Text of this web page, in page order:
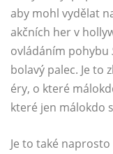
aby mohl vydělat
akčních her v
ovládáním pohybu
bolavý palec. Je to
éry, o které
které jen málokdo
Je to také naprosto